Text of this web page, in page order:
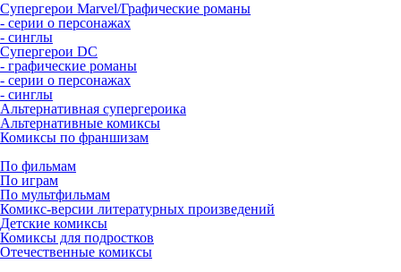
Супергерои Marvel/Графические романы
- серии о персонажах
- синглы
Супергерои DC
- графические романы
- серии о персонажах
- синглы
Альтернативная супергероика
Альтернативные комиксы
Комиксы по франшизам
По фильмам
По играм
По мультфильмам
Комикс-версии литературных произведений
Детские комиксы
Комиксы для подростков
Отечественные комиксы